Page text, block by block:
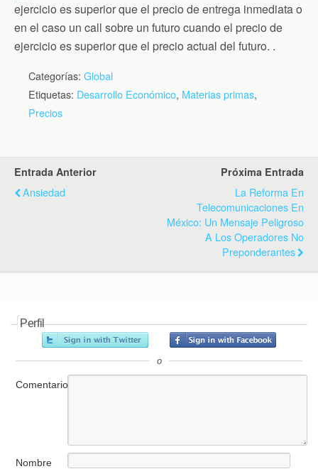
ejercicio es superior que el precio de entrega inmediata o
en el caso un call sobre un futuro cuando el precio de
ejercicio es superior que el precio actual del futuro. .
Categorías: Global
Etiquetas: Desarrollo Económico, Materias primas,
Precios
Entrada Anterior
Ansiedad
Próxima Entrada
La Reforma En
Telecomunicaciones En
México: Un Mensaje Peligroso
A Los Operadores No
Preponderantes
Perfil
o
Comentario
Nombre